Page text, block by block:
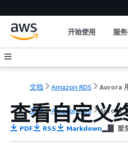
开始使用 服
文档 Amazon RDS Aurora
文档 Amazon RDS Aurora
查看自定义
PDF RSS Markdown 聚